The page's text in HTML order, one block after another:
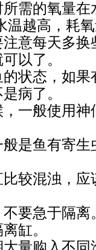
需的氧量在
温越高，耗
每天多换
以了。
态，如果
病了。
般使用神
鱼有寄生
混浊，应
急于隔离
缸。